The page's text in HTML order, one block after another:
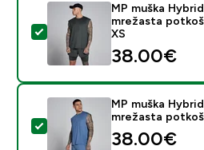
Odaberi ovaj proizvod -
MP muška
mrežasta
XS
38.00€‎
Odaberi ovaj proizvod -
MP muška
mrežasta
38.00€‎